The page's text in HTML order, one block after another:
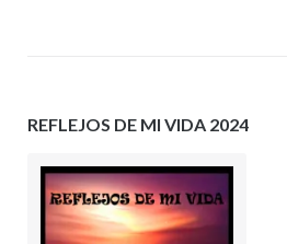
REFLEJOS DE MI VIDA 2024